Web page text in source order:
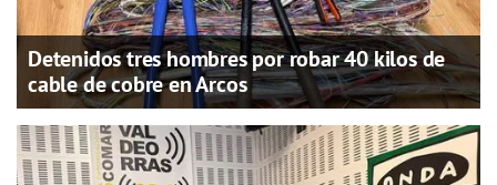
Detenidos tres hombres por robar 40 kilos de
cable de cobre en Arcos